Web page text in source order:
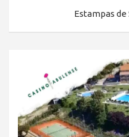
Estampas